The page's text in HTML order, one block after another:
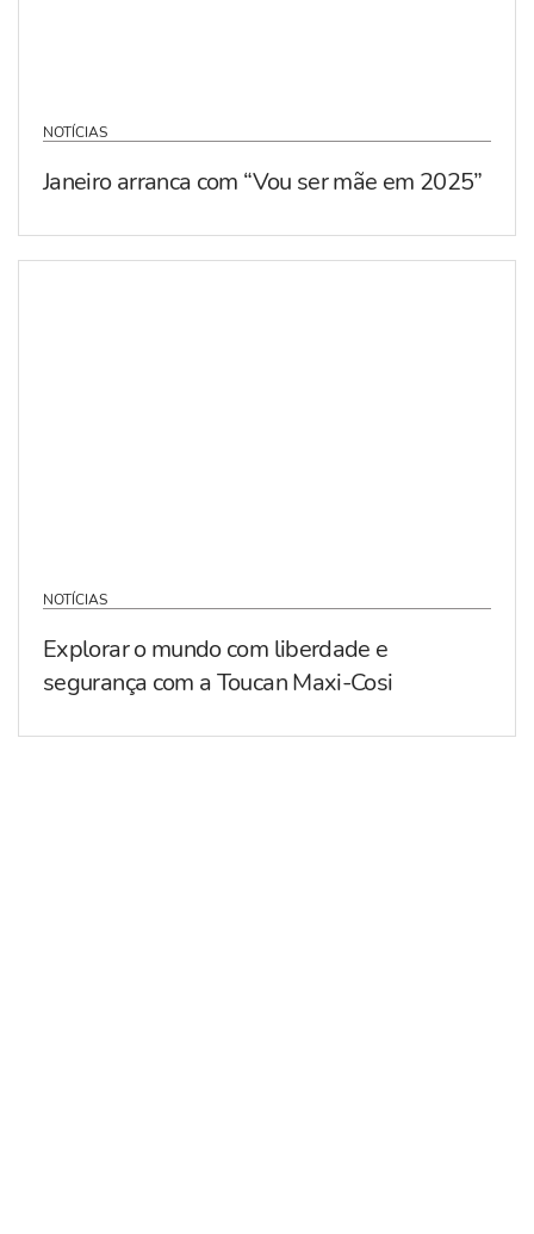
NOTÍCIAS
Janeiro arranca com “Vou ser mãe em 2025”
NOTÍCIAS
Explorar o mundo com liberdade e
segurança com a Toucan Maxi-Cosi